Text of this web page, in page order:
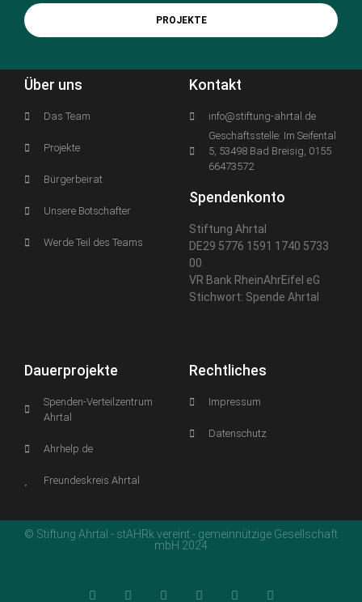
PROJEKTE
Über uns
Das Team
Projekte
Bürgerbeirat
Unsere Botschafter
Werde Teil des Teams
Kontakt
info@stiftung-ahrtal.de
Geschäftsstelle: Im Seifental
5, 53498 Bad Breisig, 0155
66473572
Spendenkonto
Stiftung Ahrtal
DE29 5776 1591 1740 5733
00
VR Bank RheinAhrEifel eG
Stichwort: Spende Ahrtal
Dauerprojekte
Spenden-Verteilzentrum
Ahrtal
Ahrhelp.de
Freundeskreis Ahrtal
Rechtliches
Impressum
Datenschutz
© Stiftung Ahrtal - stAHRk vereint - gemeinnützige Gesellschaft
mbH 2024